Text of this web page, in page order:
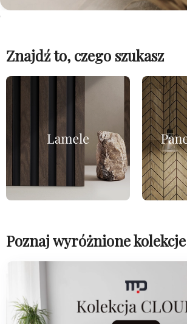
Znajdź to, czego szukasz
Poznaj wyróżnione kolekcje